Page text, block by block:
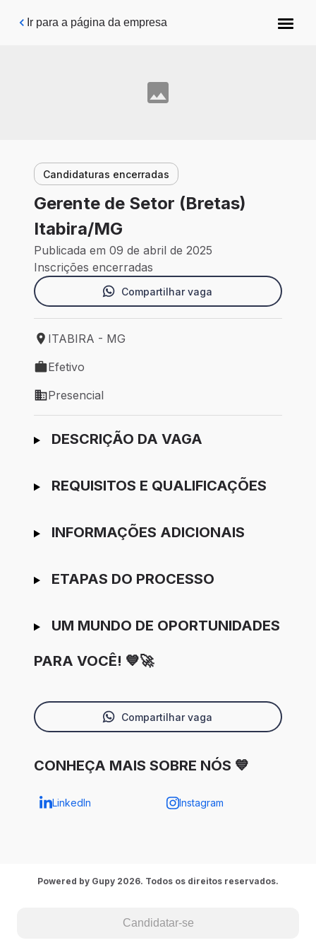
Pular para o conteúdo principal
Ir para a página da empresa
Candidaturas encerradas
Gerente de Setor (Bretas)
Itabira/MG
Publicada em 09 de abril de 2025
Inscrições encerradas
Compartilhar vaga
Local de trabalho: ITABIRA - MG
ITABIRA - MG
Tipo de vaga: Efetivo
Efetivo
Modelo de trabalho: Presencial
Presencial
Ir para candidatura
DESCRIÇÃO DA VAGA
REQUISITOS E QUALIFICAÇÕES
INFORMAÇÕES ADICIONAIS
ETAPAS DO PROCESSO
UM MUNDO DE OPORTUNIDADES
PARA VOCÊ! 💙🚀
Compartilhar vaga
CONHEÇA MAIS SOBRE NÓS 💙
LinkedIn Instagram
Candidatar-se
Powered by Gupy 2026. Todos os direitos reservados.